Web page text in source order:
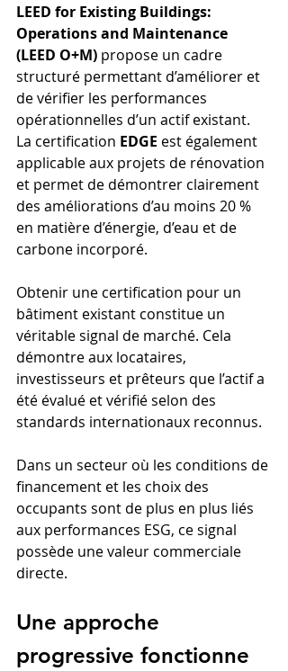
LEED for Existing Buildings:
Operations and Maintenance
(LEED O+M) propose un cadre
structuré permettant d’améliorer et
de vérifier les performances
opérationnelles d’un actif existant.
La certification EDGE est également
applicable aux projets de rénovation
et permet de démontrer clairement
des améliorations d’au moins 20 %
en matière d’énergie, d’eau et de
carbone incorporé.
Obtenir une certification pour un
bâtiment existant constitue un
véritable signal de marché. Cela
démontre aux locataires,
investisseurs et prêteurs que l’actif a
été évalué et vérifié selon des
standards internationaux reconnus.
Dans un secteur où les conditions de
financement et les choix des
occupants sont de plus en plus liés
aux performances ESG, ce signal
possède une valeur commerciale
directe.
Une approche
progressive fonctionne